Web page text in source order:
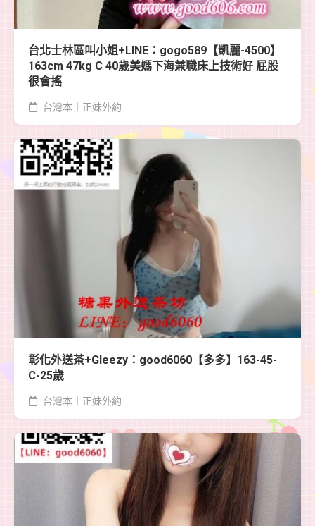
台北士林區叫小姐+LINE：gogo589【凱麗-4500】
163cm 47kg C 40歲美媽下海兼職床上技術好 屁股
很會搖
台灣本土正妹外約
彰化外送茶+Gleezy：good6060【多多】163-45-
C-25歲
台灣本土正妹外約